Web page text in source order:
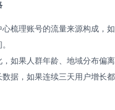
梳理账号的流量来源构成，
如果人群年龄、地域分布偏
据，如果连续三天用户增长